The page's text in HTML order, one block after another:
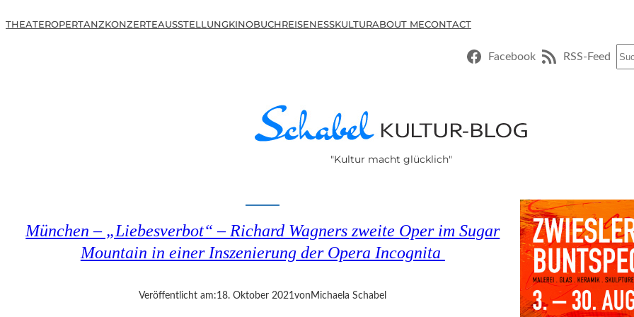
THEATEROPERTANZKONZERTEAUSSTELLUNGKINOBUCHREISENESSKULTURABOUT MECONTACT
Facebook RSS-Feed
"Kultur macht glücklich"
München – „Liebesverbot“ – Richard Wagners zweite Oper im Sugar
Mountain in einer Inszenierung der Opera Incognita
Veröffentlicht am:18. Oktober 2021von Michaela Schabel